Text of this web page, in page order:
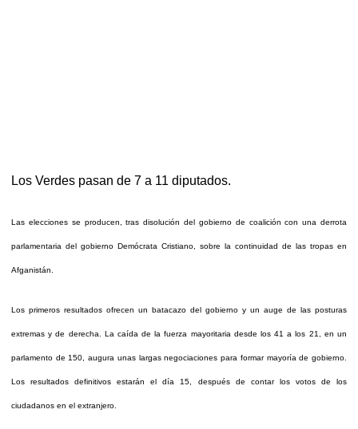
Los Verdes pasan de 7 a 11 diputados.
Las elecciones se producen, tras disolución del gobierno de coalición con una derrota
parlamentaria del gobierno Demócrata Cristiano, sobre la continuidad de las tropas en
Afganistán.
Los primeros resultados ofrecen un batacazo del gobierno y un auge de las posturas
extremas y de derecha. La caída de la fuerza mayoritaria desde los 41 a los 21, en un
parlamento de 150, augura unas largas negociaciones para formar mayoría de gobierno.
Los resultados definitivos estarán el día 15, después de contar los votos de los
ciudadanos en el extranjero.